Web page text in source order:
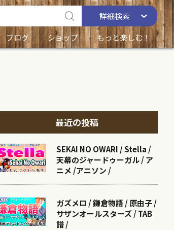
詳細検索
ブログ ショップ もっと楽しむ！
最近の投稿
SEKAI NO OWARI / Stella /
天幕のジャードゥーガル / ア
ニメ /アニソン /
ガズメロ / 鎌倉物語 / 原由子 /
サザンオールスターズ / TAB
譜 /